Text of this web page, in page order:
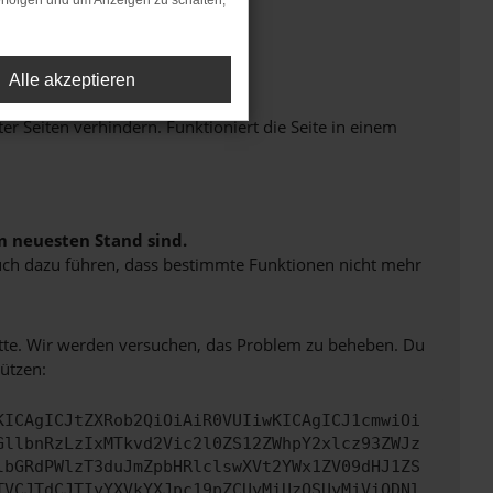
Seiten verhindern. Funktioniert die Seite in einem
neuesten Stand sind.
dazu führen, dass bestimmte Funktionen nicht mehr
Wir werden versuchen, das Problem zu beheben. Du
Alle akzeptieren